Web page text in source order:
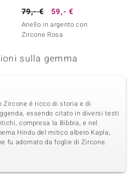
79,- € 59,- €
Anello in argento con
Zircone Rosa
sulla gemma
Zircone é ricco di storia e di
essendo citato in diversi testi
compresa la Bibbia, e nel
Hindu del mitico albero Kapla,
fu adornato da foglie di Zircone.